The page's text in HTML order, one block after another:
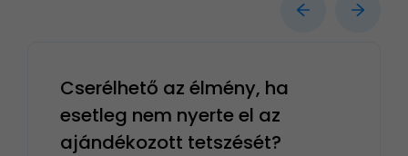
Cserélhető az élmény, ha
esetleg nem nyerte el az
ajándékozott tetszését?